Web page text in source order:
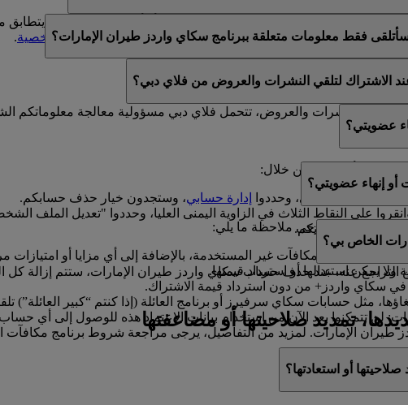
عضوية واحدة في سكاي واردز طيران الإمارات أو أن الاسم المقدم لا
اشتراكات البريد الإلكتروني الخاصة بكم ضمنالتفضيلات الشخصية. فقط معلومات متعلقة ببرنامج سكاي واردز طيران الإمارات؟
الاشتراك لتلقي النشرات والعروض من فلاي دبي؟
تتلقوا النشرات والعروض، تتحمل فلاي دبي مسؤولية معالجة معلوماتكم
عضويتي؟
في أي وقت من خلال:
إلى ملفكم الشخصي، وحددوا إدارة حسابي، وستجدون خيار حذف حسابكم.
على النقاط الثلاث في الزاوية اليمنى العليا، وحددوا "تعديل
سعداء بمساعدتكم.
إنهاء عضويتي؟
عضويتكم، فيرجى ملاحظة ما يلي:
الأميال والمكافآت غير المستخدمة، بالإضافة إلى أي مزايا أو امتيازات
يمكن استبدالها أو استرداد قيمتها.
سكاي واردز+ من دون استرداد قيمة الاشتراك.
مثل حسابات سكاي سرفيرز أو برنامج العائلة (إذا كنتم “كبير
لن تتمكنوا بعد الآن من استخدام بيانات الاعتماد هذه للوصول إلى أي
الإمارات. لمزيد من التفاصيل، يرجى مراجعة شروط برنامج مكافآت
الخاص بي؟
عنه. عند حذف حساب سكاي واردز طيران الإمارات، ستتم إزالة كل
تمديد صلاحيتها أو مضاعفتها
أو استعادتها؟